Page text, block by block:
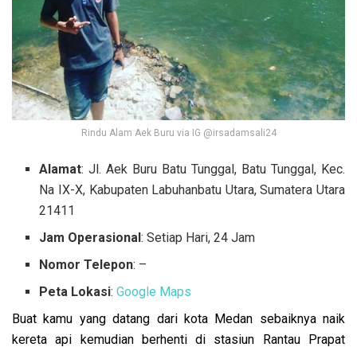
Rindu Alam Aek Buru via IG @irsadamsali24
Alamat: Jl. Aek Buru Batu Tunggal, Batu Tunggal, Kec.
Na IX-X, Kabupaten Labuhanbatu Utara, Sumatera Utara
21411
Jam Operasional: Setiap Hari, 24 Jam
Nomor Telepon: –
Peta Lokasi:Google Maps
Buat kamu yang datang dari kota Medan sebaiknya naik
kereta api kemudian berhenti di stasiun Rantau Prapat